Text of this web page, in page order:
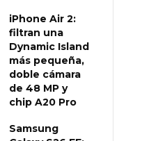
iPhone Air 2:
filtran una
Dynamic Island
más pequeña,
doble cámara
de 48 MP y
chip A20 Pro
Samsung